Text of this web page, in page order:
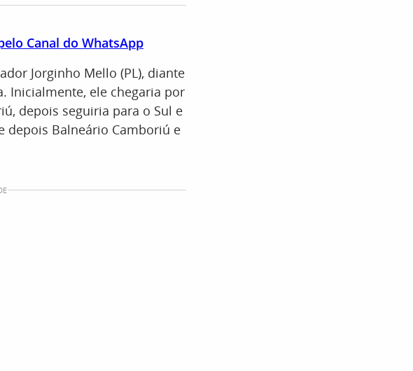
Canal do WhatsApp
Jorginho Mello (PL), diante
Inicialmente, ele chegaria por
depois seguiria para o Sul e
depois Balneário Camboriú e